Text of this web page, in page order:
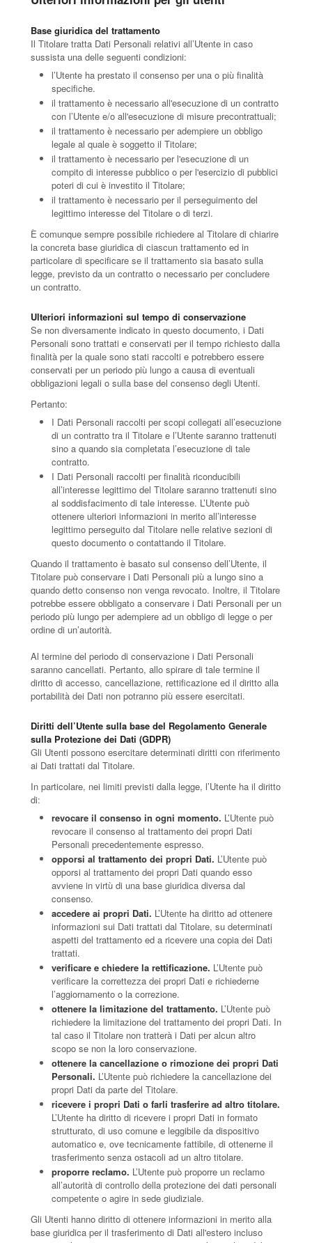
Base giuridica del trattamento
Il Titolare tratta Dati Personali relativi all’Utente in caso
sussista una delle seguenti condizioni:
l’Utente ha prestato il consenso per una o più finalità
specifiche.
il trattamento è necessario all'esecuzione di un contratto
con l’Utente e/o all'esecuzione di misure precontrattuali;
il trattamento è necessario per adempiere un obbligo
legale al quale è soggetto il Titolare;
il trattamento è necessario per l'esecuzione di un
compito di interesse pubblico o per l'esercizio di pubblici
poteri di cui è investito il Titolare;
il trattamento è necessario per il perseguimento del
legittimo interesse del Titolare o di terzi.
È comunque sempre possibile richiedere al Titolare di chiarire
la concreta base giuridica di ciascun trattamento ed in
particolare di specificare se il trattamento sia basato sulla
legge, previsto da un contratto o necessario per concludere
un contratto.
Ulteriori informazioni sul tempo di conservazione
Se non diversamente indicato in questo documento, i Dati
Personali sono trattati e conservati per il tempo richiesto dalla
finalità per la quale sono stati raccolti e potrebbero essere
conservati per un periodo più lungo a causa di eventuali
obbligazioni legali o sulla base del consenso degli Utenti.
Pertanto:
I Dati Personali raccolti per scopi collegati all’esecuzione
di un contratto tra il Titolare e l’Utente saranno trattenuti
sino a quando sia completata l’esecuzione di tale
contratto.
I Dati Personali raccolti per finalità riconducibili
all’interesse legittimo del Titolare saranno trattenuti sino
al soddisfacimento di tale interesse. L’Utente può
ottenere ulteriori informazioni in merito all’interesse
legittimo perseguito dal Titolare nelle relative sezioni di
questo documento o contattando il Titolare.
Quando il trattamento è basato sul consenso dell’Utente, il
Titolare può conservare i Dati Personali più a lungo sino a
quando detto consenso non venga revocato. Inoltre, il Titolare
potrebbe essere obbligato a conservare i Dati Personali per un
periodo più lungo per adempiere ad un obbligo di legge o per
ordine di un’autorità.
Al termine del periodo di conservazione i Dati Personali
saranno cancellati. Pertanto, allo spirare di tale termine il
diritto di accesso, cancellazione, rettificazione ed il diritto alla
portabilità dei Dati non potranno più essere esercitati.
Diritti dell’Utente sulla base del Regolamento Generale
sulla Protezione dei Dati (GDPR)
Gli Utenti possono esercitare determinati diritti con riferimento
ai Dati trattati dal Titolare.
In particolare, nei limiti previsti dalla legge, l’Utente ha il diritto
di:
revocare il consenso in ogni momento. L’Utente può
revocare il consenso al trattamento dei propri Dati
Personali precedentemente espresso.
opporsi al trattamento dei propri Dati. L’Utente può
opporsi al trattamento dei propri Dati quando esso
avviene in virtù di una base giuridica diversa dal
consenso.
accedere ai propri Dati. L’Utente ha diritto ad ottenere
informazioni sui Dati trattati dal Titolare, su determinati
aspetti del trattamento ed a ricevere una copia dei Dati
trattati.
verificare e chiedere la rettificazione. L’Utente può
verificare la correttezza dei propri Dati e richiederne
l’aggiornamento o la correzione.
ottenere la limitazione del trattamento. L’Utente può
richiedere la limitazione del trattamento dei propri Dati. In
tal caso il Titolare non tratterà i Dati per alcun altro
scopo se non la loro conservazione.
ottenere la cancellazione o rimozione dei propri Dati
Personali. L’Utente può richiedere la cancellazione dei
propri Dati da parte del Titolare.
ricevere i propri Dati o farli trasferire ad altro titolare.
L’Utente ha diritto di ricevere i propri Dati in formato
strutturato, di uso comune e leggibile da dispositivo
automatico e, ove tecnicamente fattibile, di ottenerne il
trasferimento senza ostacoli ad un altro titolare.
proporre reclamo. L’Utente può proporre un reclamo
all’autorità di controllo della protezione dei dati personali
competente o agire in sede giudiziale.
Gli Utenti hanno diritto di ottenere informazioni in merito alla
base giuridica per il trasferimento di Dati all'estero incluso